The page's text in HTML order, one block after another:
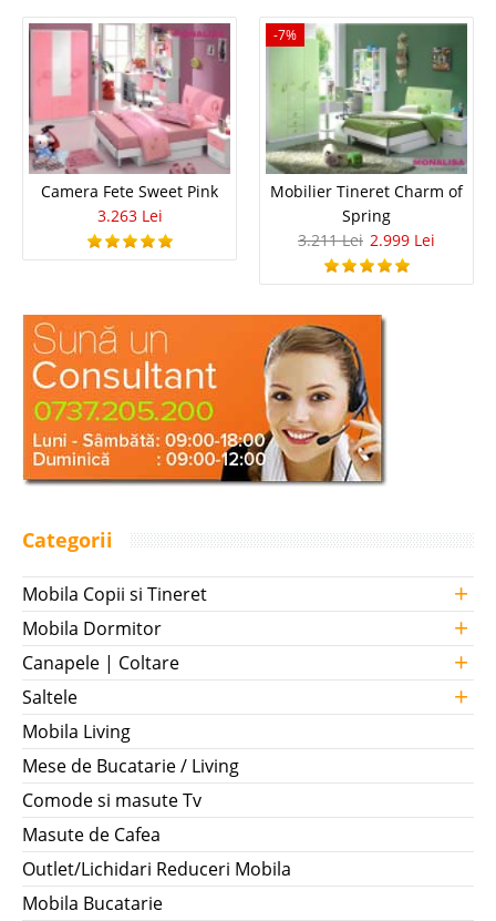
Camera Fete Sweet Pink
3.263 Lei
-7%
Mobilier Tineret Charm of
Spring
3.211 Lei 2.999 Lei
Categorii
Mobila Copii si Tineret +
Mobila Dormitor +
Canapele | Coltare +
Saltele +
Mobila Living
Mese de Bucatarie / Living
Comode si masute Tv
Masute de Cafea
Outlet/Lichidari Reduceri Mobila
Mobila Bucatarie